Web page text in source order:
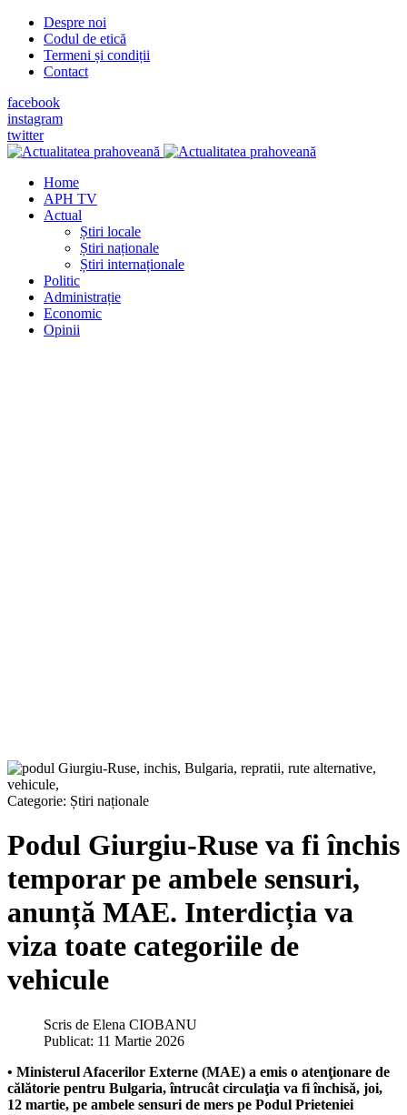
Despre noi
Codul de etică
Termeni și condiții
Contact
facebook
instagram
twitter
Home
APH TV
Actual
Știri locale
Știri naționale
Știri internaționale
Politic
Administrație
Economic
Opinii
Categorie: Știri naționale
Podul Giurgiu-Ruse va fi închis
temporar pe ambele sensuri,
anunță MAE. Interdicția va
viza toate categoriile de
vehicule
Scris de Elena CIOBANU
Publicat: 11 Martie 2026
• Ministerul Afacerilor Externe (MAE) a emis o atenţionare de
călătorie pentru Bulgaria, întrucât circulaţia va fi închisă, joi,
12 martie, pe ambele sensuri de mers pe Podul Prieteniei